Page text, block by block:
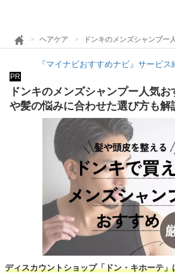
ヘアケア ドンキのメンズシャンプ
『マイナビおすすめナビ』サービ
PR
ドンキのメンズシャンプー人気
や髪の悩みに合わせた選び方も解
ディスカウントショップ「ドン・キホーテ